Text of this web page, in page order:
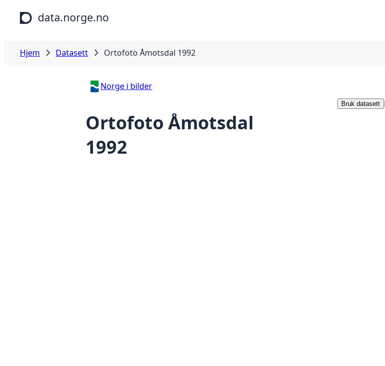
Hopp til hovedinnhold
data.norge.no
Hjem Datasett Ortofoto Åmotsdal 1992
Norge i bilder
Ortofoto Åmotsdal
1992
Bruk datasett